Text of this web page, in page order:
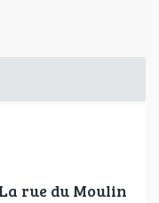
rue du Moulin